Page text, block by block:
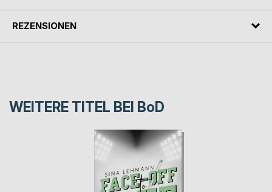
REZENSIONEN
WEITERE TITEL BEI BoD